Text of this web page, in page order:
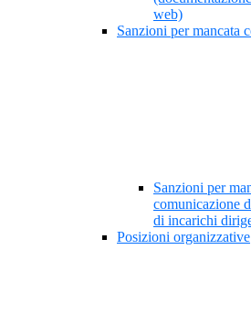
web)
Sanzioni per mancata
Sanzioni per
comunicazione
di incarichi
Posizioni organizzative